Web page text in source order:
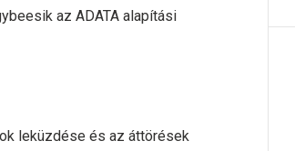
az ADATA alapítási
leküzdése és az áttörések